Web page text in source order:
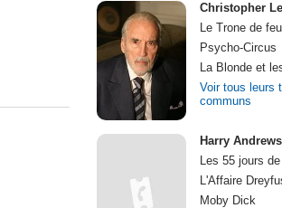
Christopher
Le Trone de feu
Psycho-Circus
La Blonde et
Voir tous leurs
communs
Harry Andrews
Les 55 jours
L'Affaire
Moby Dick